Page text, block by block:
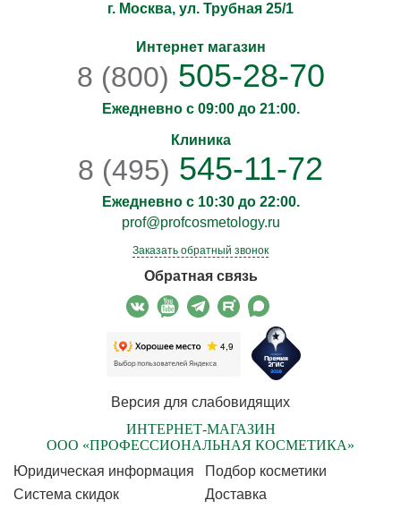
г. Москва, ул. Трубная 25/1
Интернет магазин
8 (800) 505-28-70
Ежедневно с 09:00 до 21:00.
Клиника
8 (495) 545-11-72
Ежедневно с 10:30 до 22:00.
prof@profcosmetology.ru
Заказать обратный звонок
Обратная связь
Версия для слабовидящих
ИНТЕРНЕТ-МАГАЗИН
ООО «ПРОФЕССИОНАЛЬНАЯ КОСМЕТИКА»
Юридическая информация
Подбор косметики
Cистема скидок
Доставка